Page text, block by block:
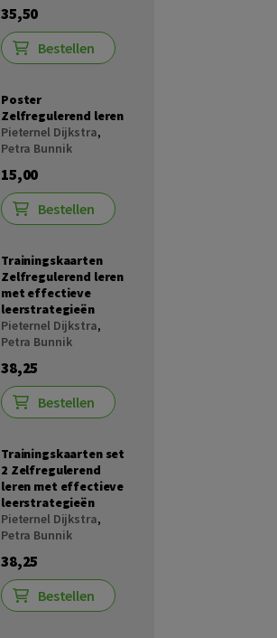
35,50
Bestellen
Poster
Zelfregulerend leren
Pieternel Dijkstra,
Petra Bunnik
15,00
Bestellen
Trainingskaarten
Zelfregulerend leren
met effectieve
leerstrategieën
Pieternel Dijkstra,
Petra Bunnik
38,25
Bestellen
Trainingskaarten set
2 Zelfregulerend
leren met effectieve
leerstrategieën
Pieternel Dijkstra,
Petra Bunnik
38,25
Bestellen